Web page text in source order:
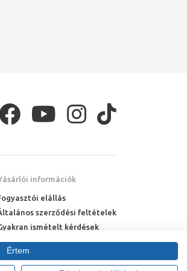
információk
elállás
szerződési feltételek
ismételt kérdések
rendelés menete
Fizetési feltételek
Értem